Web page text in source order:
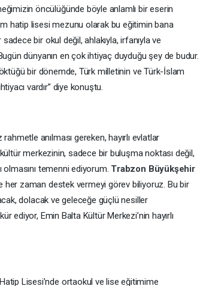
öncülüğünde böyle anlamlı bir eserin
hatip lisesi mezunu olarak bu eğitimin bana
bir okul değil, ahlakıyla, irfanıyla ve
dünyanın en çok ihtiyaç duyduğu şey de budur.
bir dönemde, Türk milletinin ve Türk-İslam
vardır” diye konuştu.
anılması gereken, hayırlı evlatlar
merkezinin, sadece bir buluşma noktası değil,
temenni ediyorum. Trabzon Büyükşehir
zaman destek vermeyi görev biliyoruz. Bu bir
dolacak ve geleceğe güçlü nesiller
ediyor, Emin Balta Kültür Merkezi’nin hayırlı
Lisesi’nde ortaokul ve lise eğitimime